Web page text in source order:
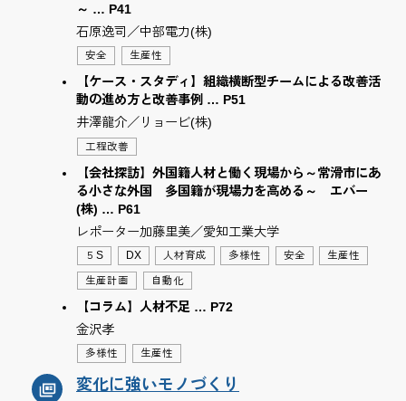
～ … P41
石原逸司／中部電力(株)
安全 生産性
【ケース・スタディ】組織横断型チームによる改善活
動の進め方と改善事例 … P51
井澤龍介／リョービ(株)
工程改善
【会社探訪】外国籍人材と働く現場から～常滑市にあ
る小さな外国 多国籍が現場力を高める～ エバー
(株) … P61
レポーター加藤里美／愛知工業大学
５S DX 人材育成 多様性 安全 生産性
生産計画 自動化
【コラム】人材不足 … P72
金沢孝
多様性 生産性
変化に強いモノづくり